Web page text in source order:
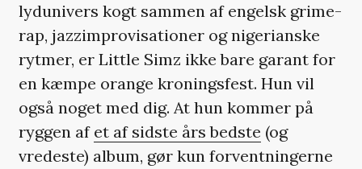
lydunivers kogt sammen af engelsk grime-
rap, jazzimprovisationer og nigerianske
rytmer, er Little Simz ikke bare garant for
en kæmpe orange kroningsfest. Hun vil
også noget med dig. At hun kommer på
ryggen af et af sidste års bedste (og
vredeste) album, gør kun forventningerne